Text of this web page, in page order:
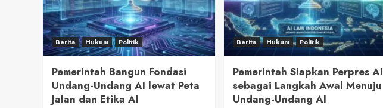
Berita Hukum Politik
Pemerintah Bangun Fondasi
Undang-Undang AI lewat Peta
Jalan dan Etika AI
Berita Hukum Politik
Pemerintah Siapkan Perpres AI
sebagai Langkah Awal Menuju
Undang-Undang AI